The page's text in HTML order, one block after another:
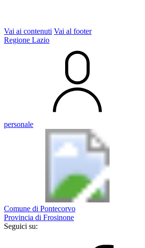
Vai ai contenuti Vai al footer
Regione Lazio
personale
Comune di Pontecorvo
Provincia di Frosinone
Seguici su: